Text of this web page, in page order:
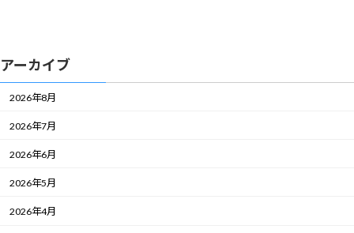
アーカイブ
2026年8月
2026年7月
2026年6月
2026年5月
2026年4月